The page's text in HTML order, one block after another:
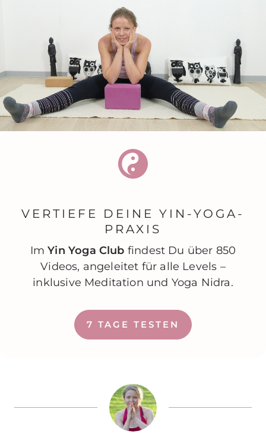
VERTIEFE DEINE YIN-YOGA-
PRAXIS
ImYin Yoga Club findest Du über 850
Videos, angeleitet für alle Levels –
inklusive Meditation und Yoga Nidra.
7 TAGE TESTEN